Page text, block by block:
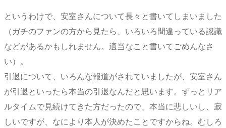
というわけで、安室さんについて長々と書いてしまいました
（ガチのファンの方から見たら、いろいろ間違っている認識
などがあるかもしれません。適当なこと書いてごめんなさ
い）。
引退について、いろんな報道がされていましたが、安室さん
が引退といったら本当の引退なんだと思います。ずっとリア
ルタイムで見続けてきた方だったので、本当に悲しいし、寂
しいですが、なにより本人が決めたことですからね。むしろ